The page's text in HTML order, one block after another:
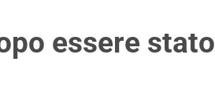
essere stato